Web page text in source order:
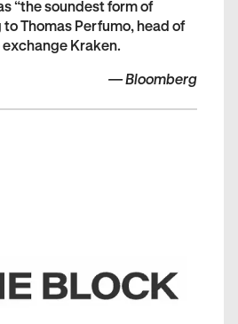
“the soundest form of
to Thomas Perfumo, head of
Kraken.
—Bloomberg